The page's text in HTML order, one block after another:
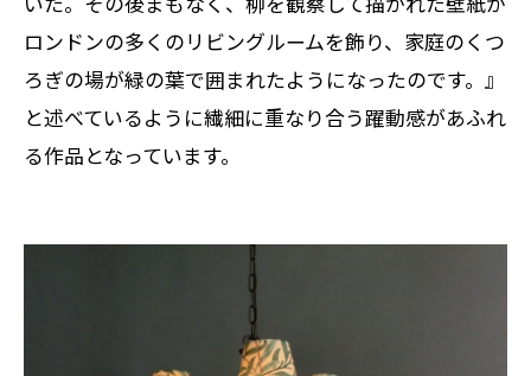
ロンドンの多くのリビングルームを飾り、家庭のくつ
ろぎの場が緑の葉で囲まれたようになったのです。』
と述べているように繊細に重なり合う躍動感があふれ
る作品となっています。